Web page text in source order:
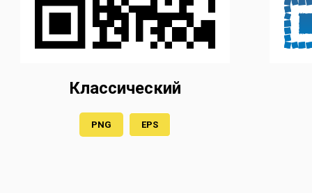
Классический
PNG EPS